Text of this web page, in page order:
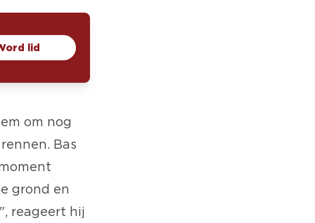
lid
om nog
Bas
grond en
reageert hij